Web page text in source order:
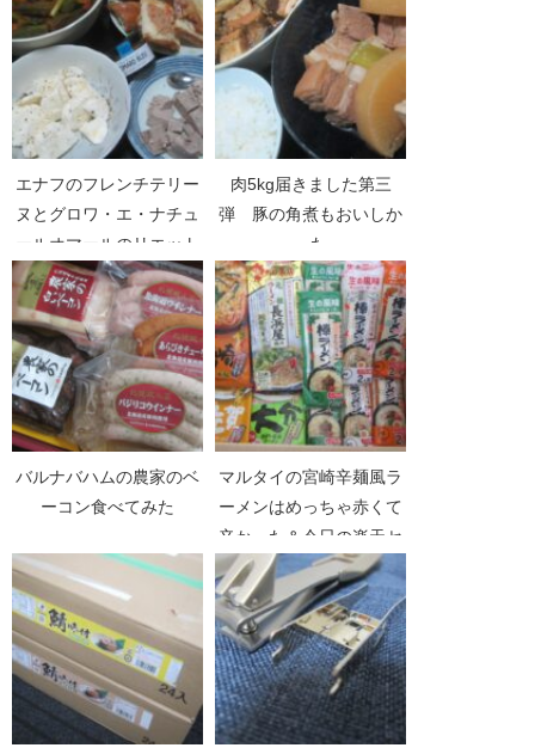
エナフのフレンチテリー
ヌとグロワ・エ・ナチュ
ールオマールのリエット
肉5kg届きました第三
弾 豚の角煮もおいしか
った
バルナバハムの農家のベ
ーコン食べてみた
マルタイの宮崎辛麺風ラ
ーメンはめっちゃ赤くて
辛かった＆今日の楽天セ
ールでポチったもの